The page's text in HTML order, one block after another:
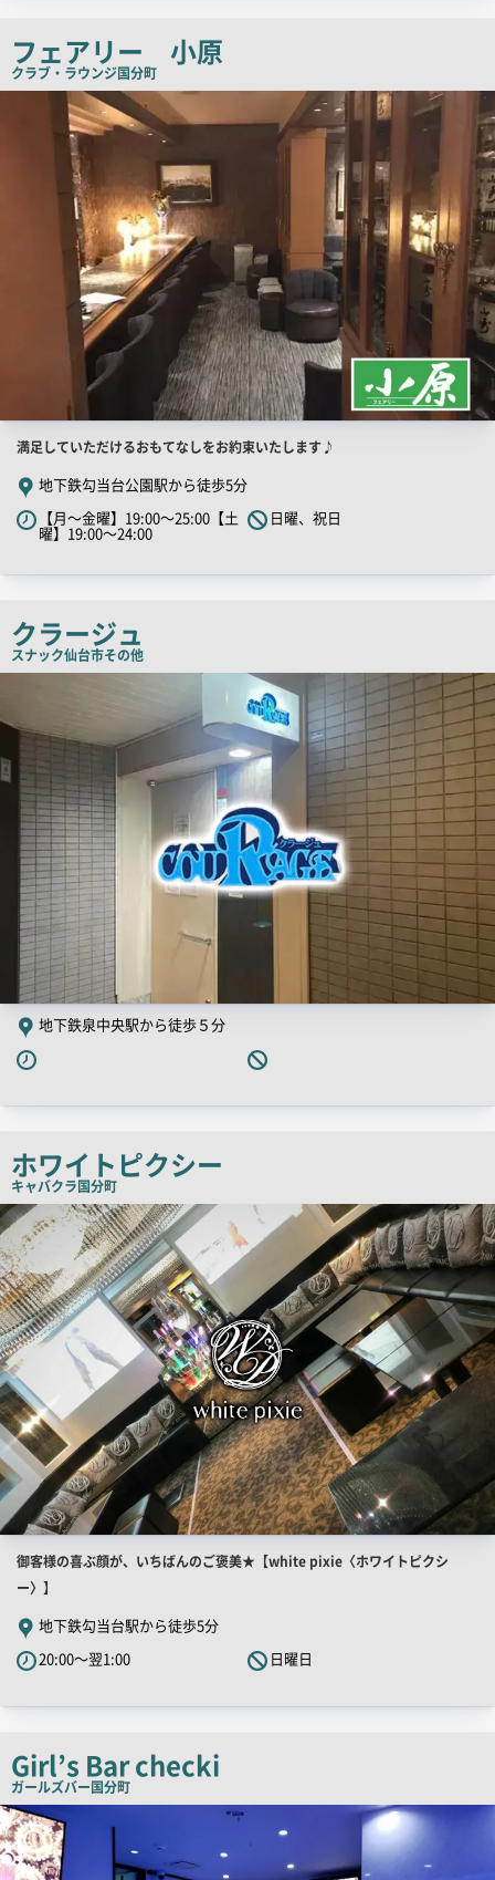
コ
ピ
フェアリー 小原
クラブ・ラウンジ国分町
店
店
舗
PR
キ
ッ
コ
ピ
満足していただけるおもてなしをお約束いたします♪
地下鉄勾当台公園駅から徒歩5分
【月～金曜】19:00～25:00【土
曜】19:00～24:00
日曜、祝日
クラージュ
スナック仙台市その他
画
地下鉄泉中央駅から徒歩５分
ホワイトピクシー
キャバクラ国分町
店
舗
PR
画
像
店
舗
PR
キ
ャ
ピ
ー
御客様の喜ぶ顔が、いちばんのご褒美★【white pixie〈ホワイトピクシ
ー〉】
地下鉄勾当台駅から徒歩5分
20:00～翌1:00
日曜日
Girl’s Bar checki
ガールズバー国分町
店
舗
PR
画
像